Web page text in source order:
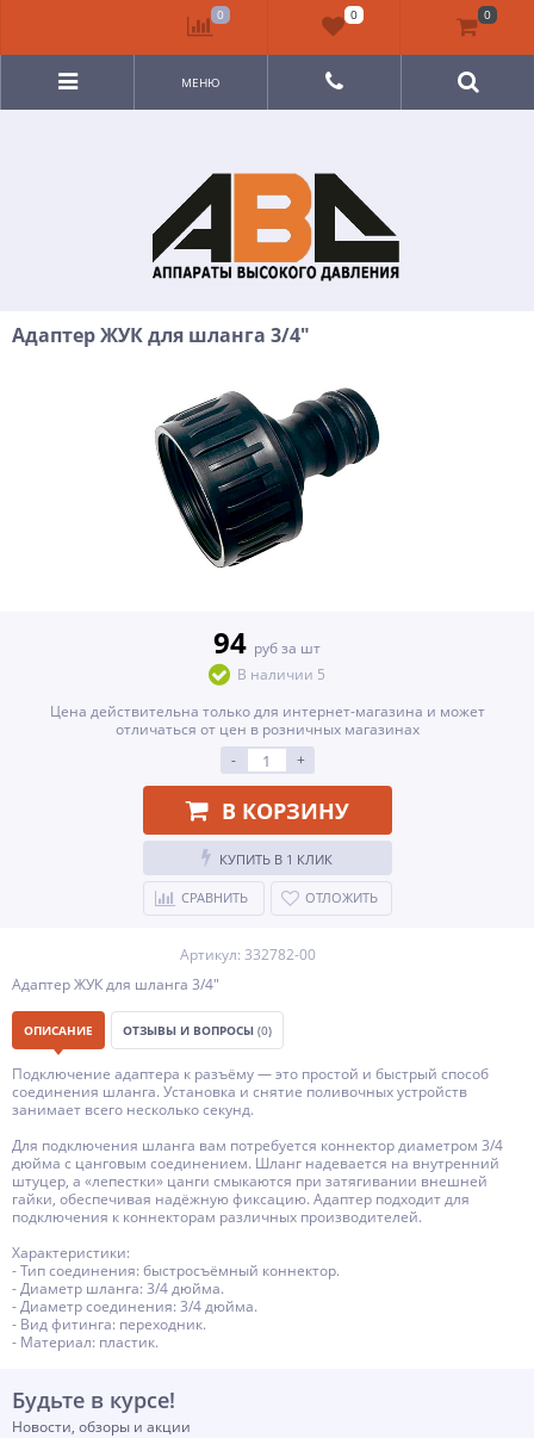
МЕНЮ
Адаптер ЖУК для шланга 3/4"
94 руб за шт
В наличии 5
Цена действительна только для интернет-магазина и может
отличаться от цен в розничных магазинах
-
+
В КОРЗИНУ
КУПИТЬ В 1 КЛИК
СРАВНИТЬ ОТЛОЖИТЬ
Артикул: 332782-00
Адаптер ЖУК для шланга 3/4"
ОПИСАНИЕ ОТЗЫВЫ И ВОПРОСЫ (0)
Подключение адаптера к разъёму — это простой и быстрый способ
соединения шланга. Установка и снятие поливочных устройств
занимает всего несколько секунд.
Для подключения шланга вам потребуется коннектор диаметром 3/4
дюйма с цанговым соединением. Шланг надевается на внутренний
штуцер, а «лепестки» цанги смыкаются при затягивании внешней
гайки, обеспечивая надёжную фиксацию. Адаптер подходит для
подключения к коннекторам различных производителей.
Характеристики:
- Тип соединения: быстросъёмный коннектор.
- Диаметр шланга: 3/4 дюйма.
- Диаметр соединения: 3/4 дюйма.
- Вид фитинга: переходник.
- Материал: пластик.
Будьте в курсе!
Новости, обзоры и акции
0 0 0